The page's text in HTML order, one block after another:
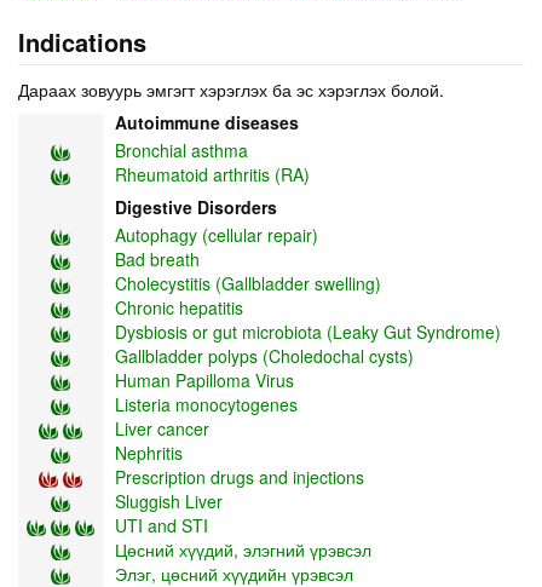
Indications
Дараах зовуурь эмгэгт хэрэглэх ба эс хэрэглэх болой.
Autoimmune diseases
Bronchial asthma
Rheumatoid arthritis (RA)
Digestive Disorders
Autophagy (cellular repair)
Bad breath
Cholecystitis (Gallbladder swelling)
Chronic hepatitis
Dysbiosis or gut microbiota (Leaky Gut Syndrome)
Gallbladder polyps (Choledochal cysts)
Human Papilloma Virus
Listeria monocytogenes
Liver cancer
Nephritis
Prescription drugs and injections
Sluggish Liver
UTI and STI
Цөсний хүүдий, элэгний үрэвсэл
Элэг, цөсний хүүдийн үрэвсэл